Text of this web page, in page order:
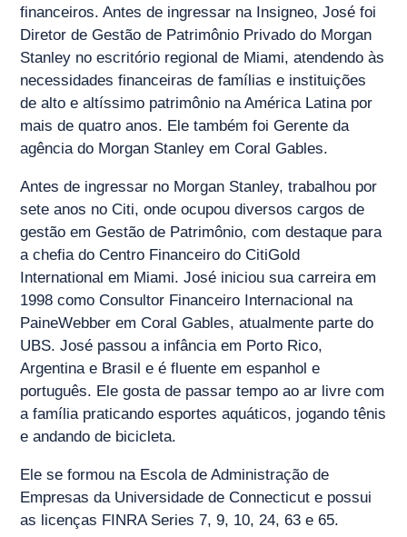
financeiros. Antes de ingressar na Insigneo, José foi
Diretor de Gestão de Patrimônio Privado do Morgan
Stanley no escritório regional de Miami, atendendo às
necessidades financeiras de famílias e instituições
de alto e altíssimo patrimônio na América Latina por
mais de quatro anos. Ele também foi Gerente da
agência do Morgan Stanley em Coral Gables.
Antes de ingressar no Morgan Stanley, trabalhou por
sete anos no Citi, onde ocupou diversos cargos de
gestão em Gestão de Patrimônio, com destaque para
a chefia do Centro Financeiro do CitiGold
International em Miami. José iniciou sua carreira em
1998 como Consultor Financeiro Internacional na
PaineWebber em Coral Gables, atualmente parte do
UBS. José passou a infância em Porto Rico,
Argentina e Brasil e é fluente em espanhol e
português. Ele gosta de passar tempo ao ar livre com
a família praticando esportes aquáticos, jogando tênis
e andando de bicicleta.
Ele se formou na Escola de Administração de
Empresas da Universidade de Connecticut e possui
as licenças FINRA Series 7, 9, 10, 24, 63 e 65.